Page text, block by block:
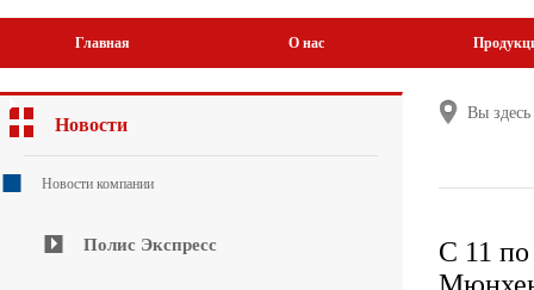
Главная О нас
Новости
Новости компании
Полис Экспресс
Вы
С 11